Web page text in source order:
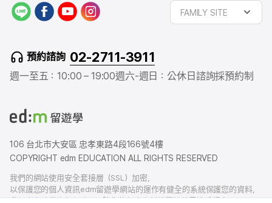
L
f
a
b
o
y
o
u
e
a
r
FAMILY SITE
預約諮詢 02-2711-3911
週一至五：10:00 – 19:00週六-週日：公休日 諮詢採預約制
106 台北市大安區 忠孝東路4段166號4樓
COPYRIGHT edm EDUCATION ALL RIGHTS RESERVED
我們的網站使用安全套接層（SSL）加密，
以保護您的個人資訊edm留遊學網站的運作有健全的系統保護您的資料，
我們也有賠償責任保險，以防您的個人資料洩露給外界造成損害